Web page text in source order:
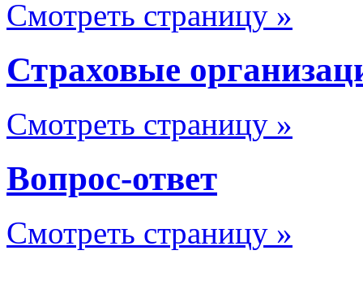
Смотреть страницу »
Страховые
Смотреть страницу »
Вопрос-ответ
Смотреть страницу »